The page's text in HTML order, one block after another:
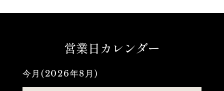
営業日カレンダー
今月(2026年8月)